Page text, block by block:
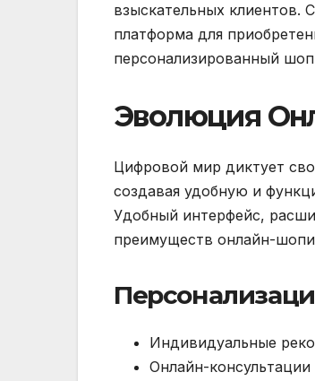
взыскательных клиентов.
платформа для
персонализированный
Эволюция
Цифровой мир диктует
создавая удобную и
Удобный интерфейс,
преимуществ онлайн-
Индивидуальные
Онлайн-